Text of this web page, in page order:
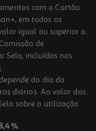
0.70l
com o Cartão
em todos os
igual ou superior a
de
Selo, incluídos nas
.
do dia da
diários. Ao valor das
sobre a utilização
%